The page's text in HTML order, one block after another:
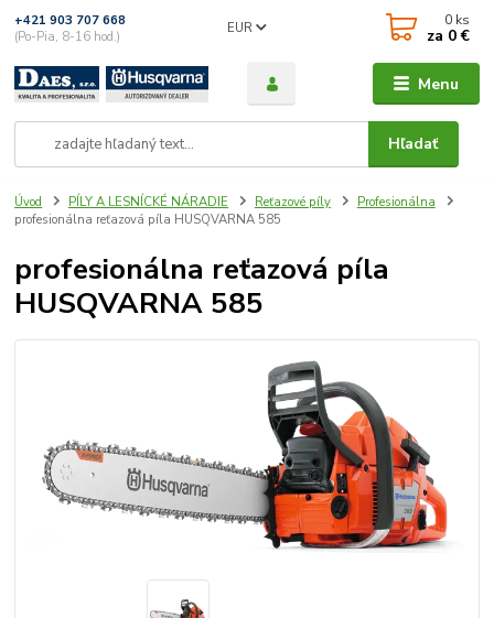
Menu
EUR
Hľadať
+421 903 707 668
(Po-Pia, 8-16 hod.)
0 ks
za 0 €
Úvod PÍLY A LESNÍCKÉ NÁRADIE Reťazové píly
Profesionálna
profesionálna reťazová píla HUSQVARNA 585
profesionálna reťazová píla
HUSQVARNA 585